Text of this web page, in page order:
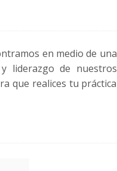
en medio de una
liderazgo de nuestros
que realices tu práctica